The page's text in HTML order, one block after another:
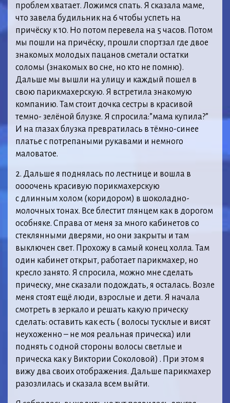
проблем хватает. Ложимся спать. Я сказала маме,
что завела будильник на 6 чтобы успеть на
причёску к 10. Но потом перевела на 5 часов. Потом
мы пошли на причёску, прошли спортзал где двое
знакомых молодых пацанов сметали остатки
соломы (знакомых во сне, но кто не помню).
Дальше мы вышли на улицу и каждый пошел в
свою парикмахерскую. Я встретила знакомую
компанию. Там стоит дочка сестры в красивой
темно- зелёной блузке. Я спросила:”мама купила?”
И на глазах блузка превратилась в тёмно-синее
платье с потрепаными рукавами и немного
маловатое.
2. Дальше я поднялась по лестнице и вошла в
оооочень красивую порикмахерскую
с длинным холом (коридором) в шоколадно-
молочных тонах. Все блестит глянцем как в дорогом
особняке. Справа от меня за много кабинетов со
стеклянными дверями, но они закрыты и там
выключен свет. Прохожу в самый конец холла. Там
один кабинет открыт, работает парикмахер, но
кресло занято. Я спросила, можно мне сделать
прическу, мне сказали подождать, я осталась. Возле
меня стоят ещё люди, взрослые и дети. Я начала
смотреть в зеркало и решать какую прическу
сделать: оставить как есть ( волосы тусклые и висят
неухоженно – не моя реальная прическа) или
поднять с одной стороны волосы светлые и
прическа как у Виктории Соколовой) . При этом я
вижу два своих отображения. Дальше парикмахер
разозлилась и сказала всем выйти.